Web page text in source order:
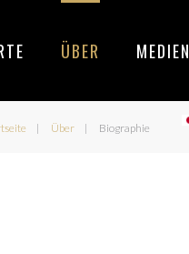
ÜBER MEDIEN
Über Biographie